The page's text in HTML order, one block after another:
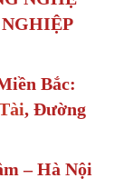
Bắc:
, Đường
– Hà Nội